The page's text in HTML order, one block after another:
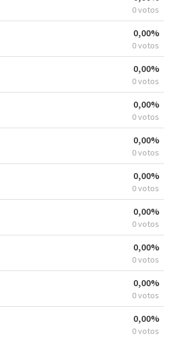
0 votos
0,00%
0 votos
0,00%
0 votos
0,00%
0 votos
0,00%
0 votos
0,00%
0 votos
0,00%
0 votos
0,00%
0 votos
0,00%
0 votos
0,00%
0 votos